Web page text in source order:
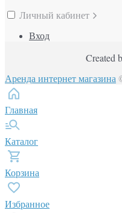
Личный кабинет
Вход
Created
Аренда интернет магазина
Главная
Каталог
Корзина
Избранное